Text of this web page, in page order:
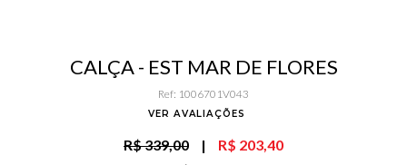
CALÇA - EST MAR DE FLORES
Ref: 1006701V043
VER AVALIAÇÕES
R$ 339,00 | R$ 203,40